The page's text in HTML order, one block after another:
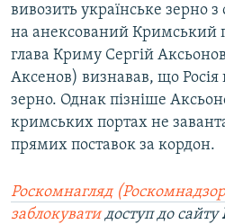
вивозить українське зерно
на анексований Кримський
глава Криму Сергій
Аксенов) визнавав, що Росія
зерно. Однак пізніше
кримських портах не
прямих поставок за кордон.
Роскомнагляд
заблокуватидоступ до сайту